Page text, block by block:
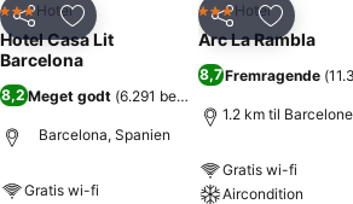
Del Føj til favoritter
3 Stjerner
Hotel
Hotel Casa Lit
Barcelona
8,2Meget godt (6.291 bedømmelser
Barcelona, Spanien
Gratis wi-fi
Del Føj til
3 Stjerner
Hotel
Arc La Rambla
8,7Fremragende (
1.2 km til
Gratis wi-fi
Aircondition